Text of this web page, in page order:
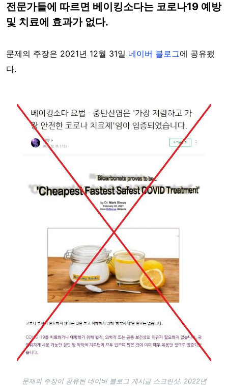
전문가들에 따르면 베이킹소다는 코로나19 예방
및 치료에 효과가 없다.
문제의 주장은 2021년 12월 31일 네이버 블로그에 공유됐
다.
Image
문제의 주장이 공유된 네이버 블로그 게시글 스크린샷. 2022년